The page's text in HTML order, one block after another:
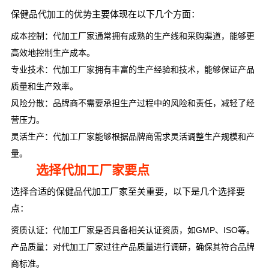
保健品代加工的优势主要体现在以下几个方面：
成本控制：代加工厂家通常拥有成熟的生产线和采购渠道，能够更
高效地控制生产成本。
专业技术：代加工厂家拥有丰富的生产经验和技术，能够保证产品
质量和生产效率。
风险分散：品牌商不需要承担生产过程中的风险和责任，减轻了经
营压力。
灵活生产：代加工厂家能够根据品牌商需求灵活调整生产规模和产
量。
选择代加工厂家要点
选择合适的保健品代加工厂家至关重要，以下是几个选择要
点：
资质认证：代加工厂家是否具备相关认证资质，如GMP、ISO等。
产品质量：对代加工厂家过往产品质量进行调研，确保其符合品牌
商标准。